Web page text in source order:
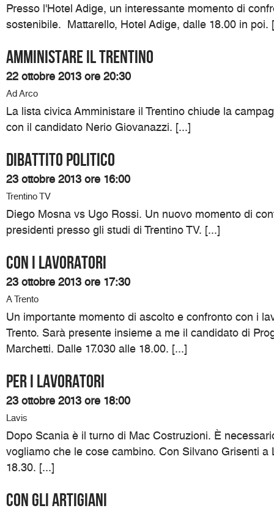
Presso l'Hotel Adige, un interessante momento di
sostenibile. Mattarello, Hotel Adige, dalle 18.00 in poi.
Amministare il Trentino
22 ottobre 2013 ore 20:30
Ad Arco
La lista civica Amministare il Trentino chiude la
con il candidato Nerio Giovanazzi. [...]
Dibattito politico
23 ottobre 2013 ore 16:00
Trentino TV
Diego Mosna vs Ugo Rossi. Un nuovo momento di
presidenti presso gli studi di Trentino TV. [...]
Con i lavoratori
23 ottobre 2013 ore 17:30
A Trento
Un importante momento di ascolto e confronto con i
Trento. Sarà presente insieme a me il candidato di
Marchetti. Dalle 17.030 alle 18.00. [...]
Per i lavoratori
23 ottobre 2013 ore 18:00
Lavis
Dopo Scania è il turno di Mac Costruzioni. È
vogliamo che le cose cambino. Con Silvano Grisenti a
18.30. [...]
Con gli artigiani